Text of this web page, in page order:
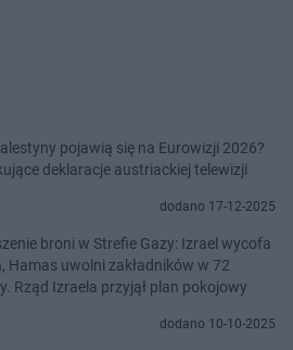
pojawią się na Eurowizji 2026?
deklaracje austriackiej telewizji
dodano 17-12-2025
broni w Strefie Gazy: Izrael wycofa
Hamas uwolni zakładników w 72
Rząd Izraela przyjął plan pokojowy
dodano 10-10-2025